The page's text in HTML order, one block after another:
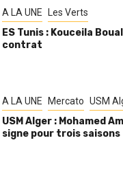
A LA UNE Les Verts
ES Tunis : Kouceila
contrat
A LA UNE Mercato USM
USM Alger : Mohamed
signe pour trois saisons